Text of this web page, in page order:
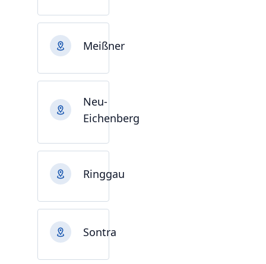
Meißner
Neu-
Eichenberg
Ringgau
Sontra